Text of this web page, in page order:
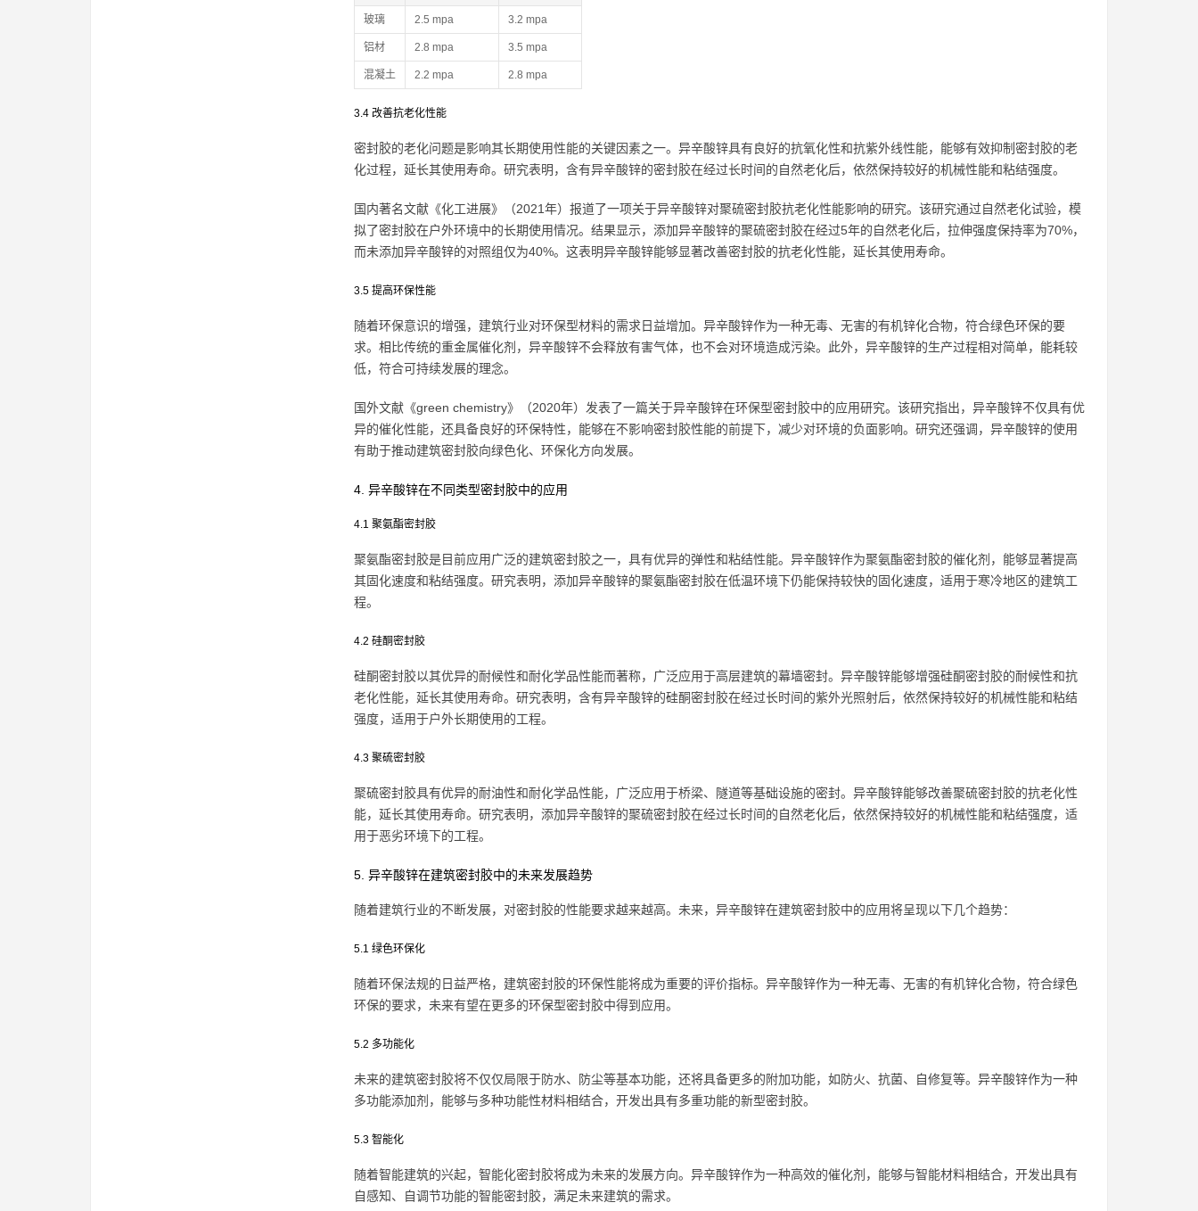
玻璃 2.5 mpa 3.2 mpa
铝材 2.8 mpa 3.5 mpa
混凝土 2.2 mpa 2.8 mpa
3.4 改善抗老化性能
密封胶的老化问题是影响其长期使用性能的关键因素之一。异辛酸锌具有良好的抗氧化性和抗紫外线性能，能够有效抑制密封胶的老
化过程，延长其使用寿命。研究表明，含有异辛酸锌的密封胶在经过长时间的自然老化后，依然保持较好的机械性能和粘结强度。
国内著名文献《化工进展》（2021年）报道了一项关于异辛酸锌对聚硫密封胶抗老化性能影响的研究。该研究通过自然老化试验，模
拟了密封胶在户外环境中的长期使用情况。结果显示，添加异辛酸锌的聚硫密封胶在经过5年的自然老化后，拉伸强度保持率为70%，
而未添加异辛酸锌的对照组仅为40%。这表明异辛酸锌能够显著改善密封胶的抗老化性能，延长其使用寿命。
3.5 提高环保性能
随着环保意识的增强，建筑行业对环保型材料的需求日益增加。异辛酸锌作为一种无毒、无害的有机锌化合物，符合绿色环保的要
求。相比传统的重金属催化剂，异辛酸锌不会释放有害气体，也不会对环境造成污染。此外，异辛酸锌的生产过程相对简单，能耗较
低，符合可持续发展的理念。
国外文献《green chemistry》（2020年）发表了一篇关于异辛酸锌在环保型密封胶中的应用研究。该研究指出，异辛酸锌不仅具有优
异的催化性能，还具备良好的环保特性，能够在不影响密封胶性能的前提下，减少对环境的负面影响。研究还强调，异辛酸锌的使用
有助于推动建筑密封胶向绿色化、环保化方向发展。
4. 异辛酸锌在不同类型密封胶中的应用
4.1 聚氨酯密封胶
聚氨酯密封胶是目前应用广泛的建筑密封胶之一，具有优异的弹性和粘结性能。异辛酸锌作为聚氨酯密封胶的催化剂，能够显著提高
其固化速度和粘结强度。研究表明，添加异辛酸锌的聚氨酯密封胶在低温环境下仍能保持较快的固化速度，适用于寒冷地区的建筑工
程。
4.2 硅酮密封胶
硅酮密封胶以其优异的耐候性和耐化学品性能而著称，广泛应用于高层建筑的幕墙密封。异辛酸锌能够增强硅酮密封胶的耐候性和抗
老化性能，延长其使用寿命。研究表明，含有异辛酸锌的硅酮密封胶在经过长时间的紫外光照射后，依然保持较好的机械性能和粘结
强度，适用于户外长期使用的工程。
4.3 聚硫密封胶
聚硫密封胶具有优异的耐油性和耐化学品性能，广泛应用于桥梁、隧道等基础设施的密封。异辛酸锌能够改善聚硫密封胶的抗老化性
能，延长其使用寿命。研究表明，添加异辛酸锌的聚硫密封胶在经过长时间的自然老化后，依然保持较好的机械性能和粘结强度，适
用于恶劣环境下的工程。
5. 异辛酸锌在建筑密封胶中的未来发展趋势
随着建筑行业的不断发展，对密封胶的性能要求越来越高。未来，异辛酸锌在建筑密封胶中的应用将呈现以下几个趋势：
5.1 绿色环保化
随着环保法规的日益严格，建筑密封胶的环保性能将成为重要的评价指标。异辛酸锌作为一种无毒、无害的有机锌化合物，符合绿色
环保的要求，未来有望在更多的环保型密封胶中得到应用。
5.2 多功能化
未来的建筑密封胶将不仅仅局限于防水、防尘等基本功能，还将具备更多的附加功能，如防火、抗菌、自修复等。异辛酸锌作为一种
多功能添加剂，能够与多种功能性材料相结合，开发出具有多重功能的新型密封胶。
5.3 智能化
随着智能建筑的兴起，智能化密封胶将成为未来的发展方向。异辛酸锌作为一种高效的催化剂，能够与智能材料相结合，开发出具有
自感知、自调节功能的智能密封胶，满足未来建筑的需求。